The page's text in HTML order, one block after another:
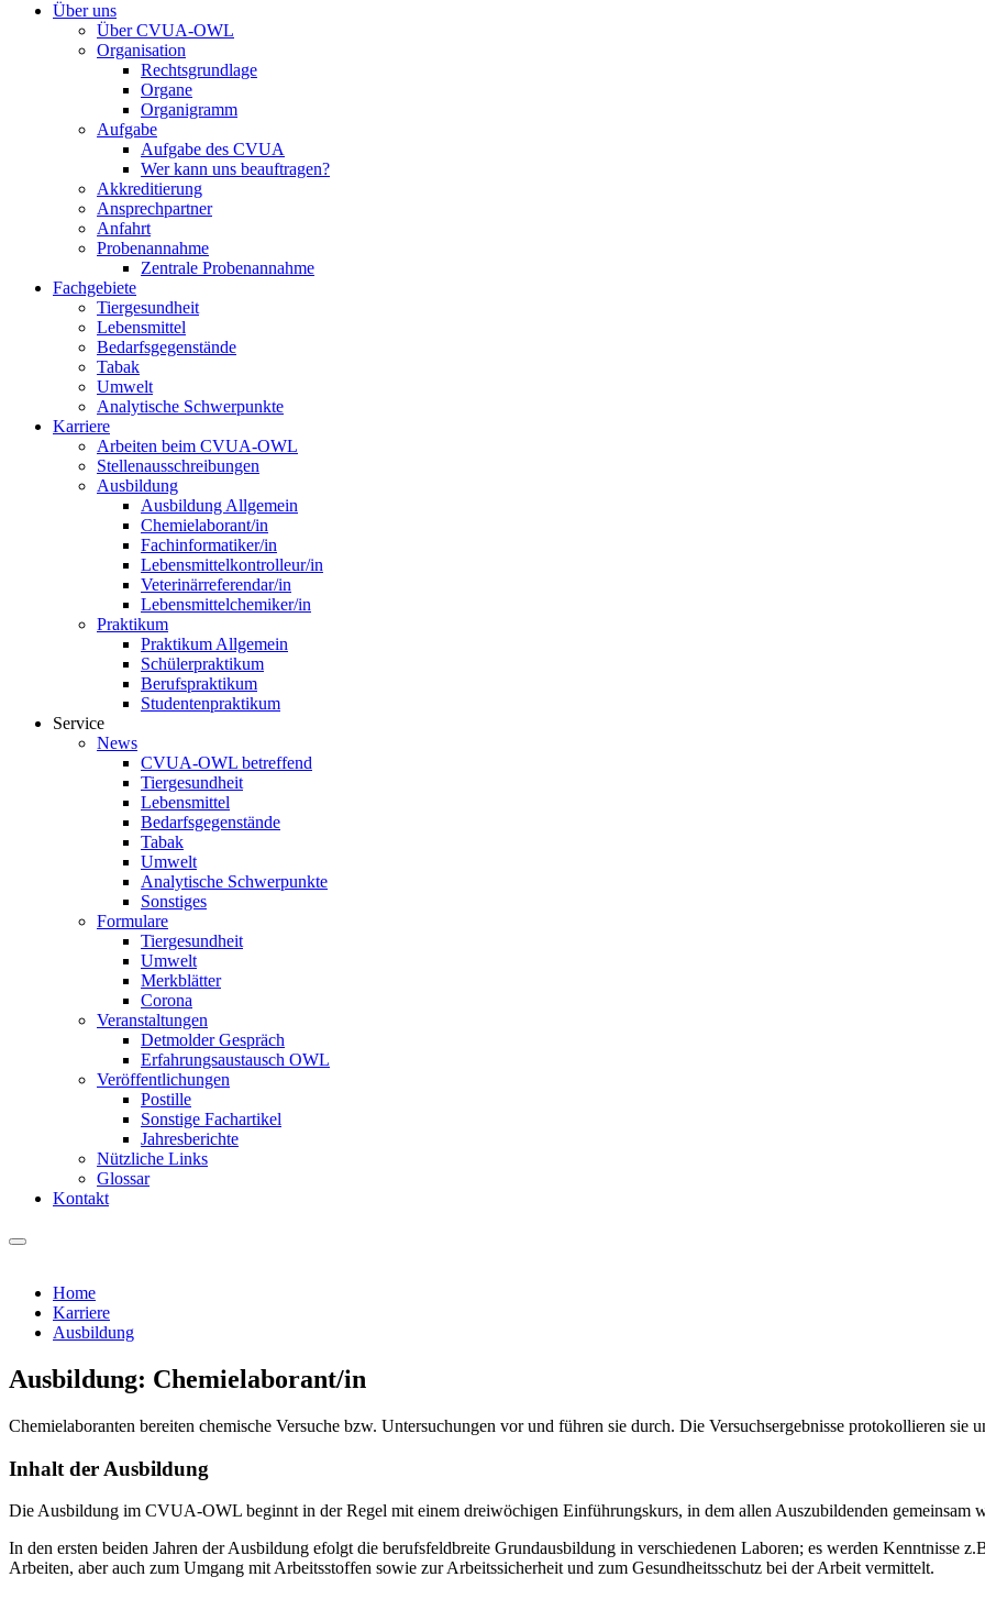
Über uns
Über CVUA-OWL
Organisation
Rechtsgrundlage
Organe
Organigramm
Aufgabe
Aufgabe des CVUA
Wer kann uns beauftragen?
Akkreditierung
Ansprechpartner
Anfahrt
Probenannahme
Zentrale Probenannahme
Fachgebiete
Tiergesundheit
Lebensmittel
Bedarfsgegenstände
Tabak
Umwelt
Analytische Schwerpunkte
Karriere
Arbeiten beim CVUA-OWL
Stellenausschreibungen
Ausbildung
Ausbildung Allgemein
Chemielaborant/in
Fachinformatiker/in
Lebensmittelkontrolleur/in
Veterinärreferendar/in
Lebensmittelchemiker/in
Praktikum
Praktikum Allgemein
Schülerpraktikum
Berufspraktikum
Studentenpraktikum
Service
News
CVUA-OWL betreffend
Tiergesundheit
Lebensmittel
Bedarfsgegenstände
Tabak
Umwelt
Analytische Schwerpunkte
Sonstiges
Formulare
Tiergesundheit
Umwelt
Merkblätter
Corona
Veranstaltungen
Detmolder Gespräch
Erfahrungsaustausch OWL
Veröffentlichungen
Postille
Sonstige Fachartikel
Jahresberichte
Nützliche Links
Glossar
Kontakt
Home
Karriere
Ausbildung
Ausbildung: Chemielaborant/in
Chemielaboranten bereiten chemische Versuche bzw. Untersuchungen vor und führen sie durch. Die Versuchsergebnisse protokollieren sie
Inhalt der Ausbildung
Die Ausbildung im CVUA-OWL beginnt in der Regel mit einem dreiwöchigen Einführungskurs, in dem allen Auszubildenden gemeinsam
In den ersten beiden Jahren der Ausbildung efolgt die berufsfeldbreite Grundausbildung in verschiedenen Laboren; es werden Kenntnisse
Arbeiten, aber auch zum Umgang mit Arbeitsstoffen sowie zur Arbeitssicherheit und zum Gesundheitsschutz bei der Arbeit vermittelt.